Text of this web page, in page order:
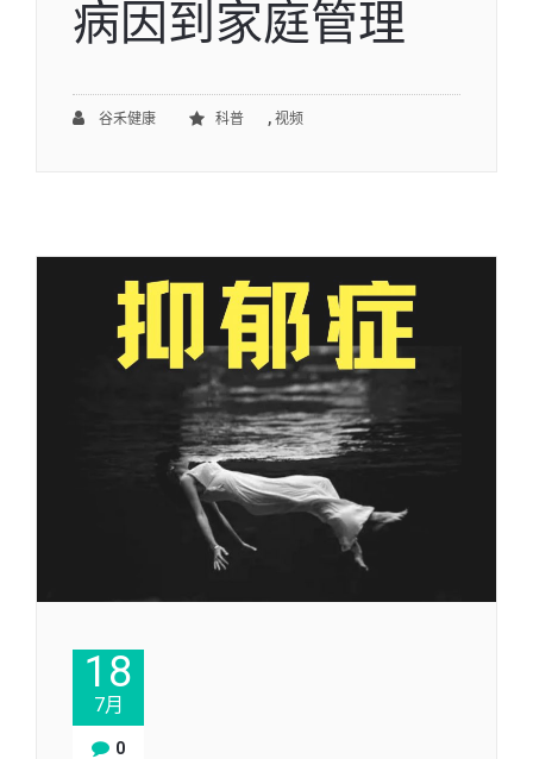
病因到家庭管理
谷禾健康 科普 , 视频
18
7月
0